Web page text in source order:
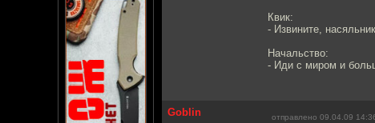
Квик:
- Извините,
Начальство:
- Иди с миром и
Goblin отправлено 09.04.09